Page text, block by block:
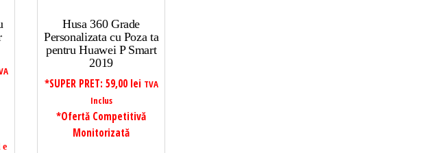
Husa 360 Grade
Personalizata cu Poza ta
pentru Huawei P Smart
2019
*SUPER PRET: 59,00 lei TVA
Inclus
*Ofertă Competitivă
Monitorizată